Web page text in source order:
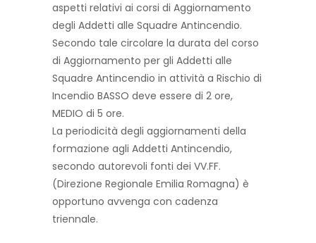
aspetti relativi ai corsi di Aggiornamento
degli Addetti alle Squadre Antincendio.
Secondo tale circolare la durata del corso
di Aggiornamento per gli Addetti alle
Squadre Antincendio in attività a Rischio di
Incendio BASSO deve essere di 2 ore,
MEDIO di 5 ore.
La periodicità degli aggiornamenti della
formazione agli Addetti Antincendio,
secondo autorevoli fonti dei VV.FF.
(Direzione Regionale Emilia Romagna) è
opportuno avvenga con cadenza
triennale.